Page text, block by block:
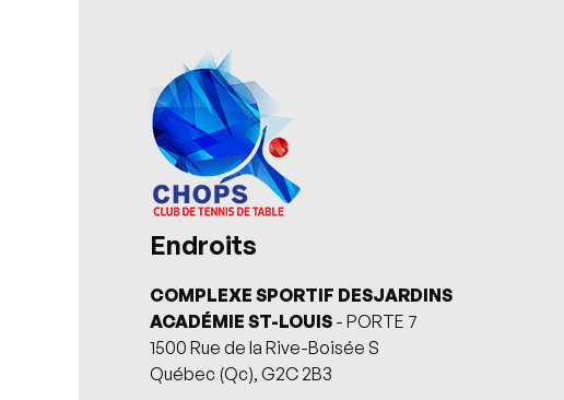
Endroits
COMPLEXE SPORTIF DESJARDINS
ACADÉMIE ST-LOUIS - PORTE 7
1500 Rue de la Rive-Boisée S
Québec (Qc), G2C 2B3